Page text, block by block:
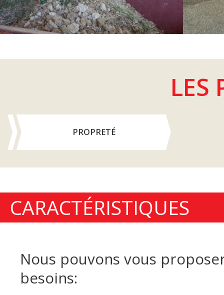
LES
PROPRETÉ
CARACTÉRISTIQUES
Nous pouvons vous
besoins: